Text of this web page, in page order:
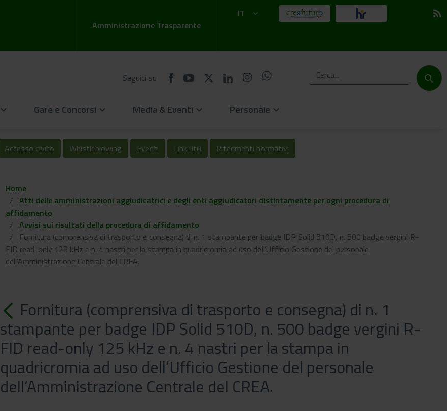
Amministrazione Trasparente
IT rss_feed
Seguici su
keyboard_arrow_down Gare e Concorsi keyboard_arrow_down Media & Eventi keyboard_arrow_down Personale keyboard_arrow_down
Accesso civico Whistleblowing Eventi Link utili Riferimenti normativi
keyboard_arrow_down
Home
Atti delle amministrazioni aggiudicatrici e degli enti aggiudicatori distintamente per ogni procedura di
affidamento
Avvisi sui risultati della procedura di affidamento
Fornitura (comprensiva di trasporto e consegna) di n. 1 stampante per badge IDP Solid 510D, n. 500 badge vergini R-
FID read-only 125 kHz e n. 4 nastri per la stampa in quadricromia ad uso dell’Ufficio Gestione del personale
dell’Amministrazione Centrale del CREA.
Fornitura (comprensiva di trasporto e consegna) di n. 1
stampante per badge IDP Solid 510D, n. 500 badge vergini R-
FID read-only 125 kHz e n. 4 nastri per la stampa in
quadricromia ad uso dell’Ufficio Gestione del personale
dell’Amministrazione Centrale del CREA.